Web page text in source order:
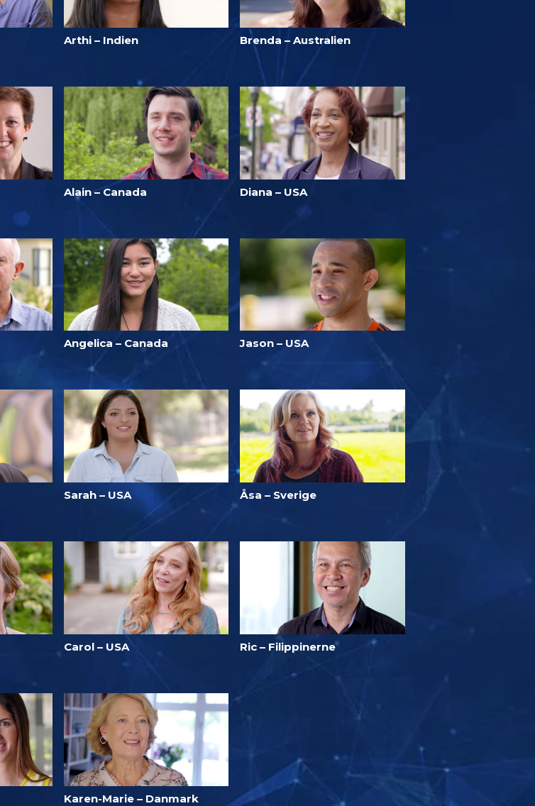
Arthi – Indien Brenda – Australien
Alain – Canada Diana – USA
Angelica – Canada Jason – USA
Sarah – USA Åsa – Sverige
Carol – USA Ric – Filippinerne
Karen-Marie – Danmark